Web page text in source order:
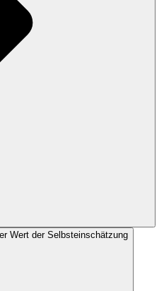
Wert der Selbsteinschätzung